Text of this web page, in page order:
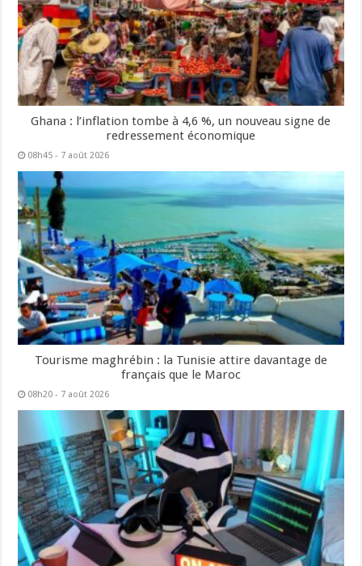
Ghana : l’inflation tombe à 4,6 %, un nouveau signe de
redressement économique
08h45 - 7 août 2026
Tourisme maghrébin : la Tunisie attire davantage de
français que le Maroc
08h20 - 7 août 2026